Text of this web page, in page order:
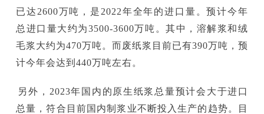
已达2600万吨，是2022年全年的进口量。预计今年
总进口量大约为3500-3600万吨。其中，溶解浆和绒
毛浆大约为470万吨。而废纸浆目前已有390万吨，预
计今年会达到440万吨左右。
外，2023年国内的原生纸浆总量预计会大于进口
总量，符合目前国内制浆业不断投入生产的趋势。目